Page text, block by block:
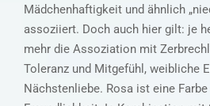
Mädchenhaftigkeit und ähnlich
assoziiert. Doch auch hier gilt: je
mehr die Assoziation mit
Toleranz und Mitgefühl, weibliche
Nächstenliebe. Rosa ist eine